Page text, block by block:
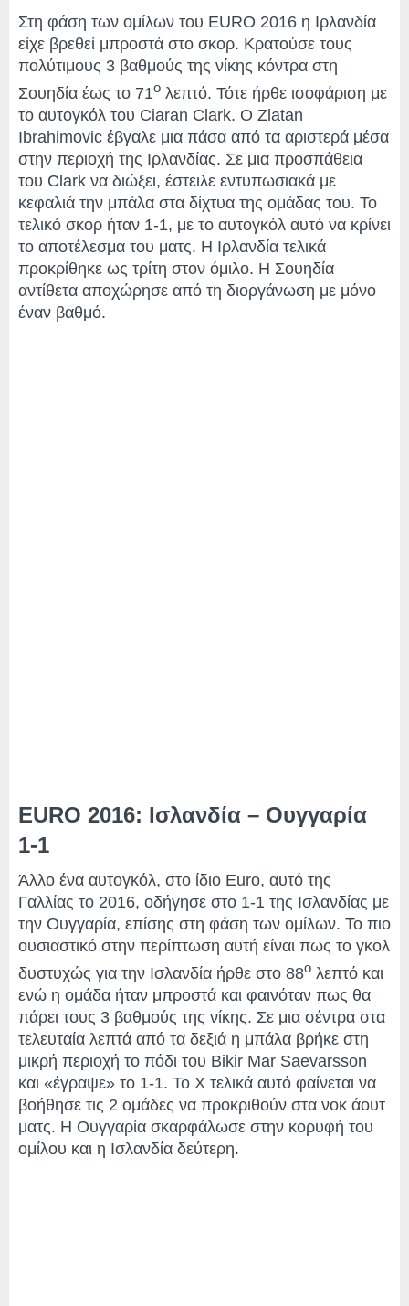
Στη φάση των ομίλων του EURO 2016 η Ιρλανδία
είχε βρεθεί μπροστά στο σκορ. Κρατούσε τους
πολύτιμους 3 βαθμούς της νίκης κόντρα στη
Σουηδία έως το 71ο λεπτό. Τότε ήρθε ισοφάριση με
το αυτογκόλ του Ciaran Clark. O Zlatan
Ibrahimovic έβγαλε μια πάσα από τα αριστερά μέσα
στην περιοχή της Ιρλανδίας. Σε μια προσπάθεια
του Clark να διώξει, έστειλε εντυπωσιακά με
κεφαλιά την μπάλα στα δίχτυα της ομάδας του. Το
τελικό σκορ ήταν 1-1, με το αυτογκόλ αυτό να κρίνει
το αποτέλεσμα του ματς. Η Ιρλανδία τελικά
προκρίθηκε ως τρίτη στον όμιλο. Η Σουηδία
αντίθετα αποχώρησε από τη διοργάνωση με μόνο
έναν βαθμό.
EURO 2016: Ισλανδία – Ουγγαρία
1-1
Άλλο ένα αυτογκόλ, στο ίδιο Euro, αυτό της
Γαλλίας το 2016, οδήγησε στο 1-1 της Ισλανδίας με
την Ουγγαρία, επίσης στη φάση των ομίλων. Το πιο
ουσιαστικό στην περίπτωση αυτή είναι πως το γκολ
δυστυχώς για την Ισλανδία ήρθε στο 88ο λεπτό και
ενώ η ομάδα ήταν μπροστά και φαινόταν πως θα
πάρει τους 3 βαθμούς της νίκης. Σε μια σέντρα στα
τελευταία λεπτά από τα δεξιά η μπάλα βρήκε στη
μικρή περιοχή το πόδι του Bikir Mar Saevarsson
και «έγραψε» το 1-1. Το Χ τελικά αυτό φαίνεται να
βοήθησε τις 2 ομάδες να προκριθούν στα νοκ άουτ
ματς. Η Ουγγαρία σκαρφάλωσε στην κορυφή του
ομίλου και η Ισλανδία δεύτερη.